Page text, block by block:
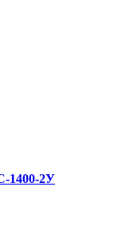
1400-2У